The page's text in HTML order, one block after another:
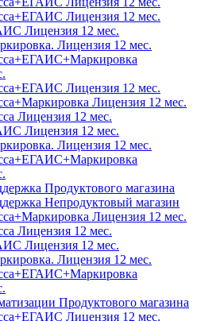
Лицензия 12 мес.
Лицензия 12 мес.
Лицензия 12 мес.
Лицензия 12 мес.
Лицензия 12 мес.
Лицензия 12 мес.
Лицензия 12 мес.
Лицензия 12 мес.
Продуктового магазина
Непродуктовый магазин
Лицензия 12 мес.
Лицензия 12 мес.
Лицензия 12 мес.
Лицензия 12 мес.
Продуктового магазина
Лицензия 12 мес.